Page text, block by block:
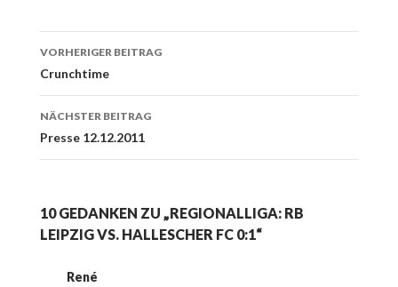
Beitrags-
Navigation
VORHERIGER BEITRAG
Crunchtime
NÄCHSTER BEITRAG
Presse 12.12.2011
10 GEDANKEN ZU „REGIONALLIGA: RB
LEIPZIG VS. HALLESCHER FC 0:1“
René